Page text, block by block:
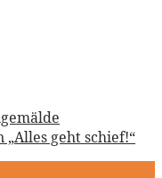
geht schief!“